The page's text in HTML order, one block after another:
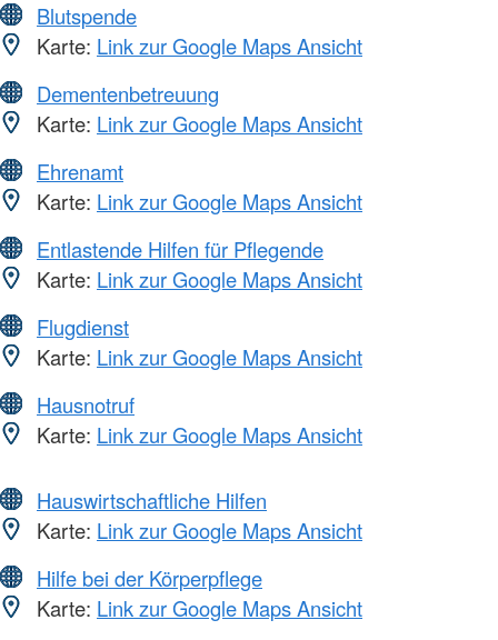
Blutspende
Karte: Link zur Google Maps Ansicht
Dementenbetreuung
Karte: Link zur Google Maps Ansicht
Ehrenamt
Karte: Link zur Google Maps Ansicht
Entlastende Hilfen für Pflegende
Karte: Link zur Google Maps Ansicht
Flugdienst
Karte: Link zur Google Maps Ansicht
Hausnotruf
Karte: Link zur Google Maps Ansicht
Hauswirtschaftliche Hilfen
Karte: Link zur Google Maps Ansicht
Hilfe bei der Körperpflege
Karte: Link zur Google Maps Ansicht